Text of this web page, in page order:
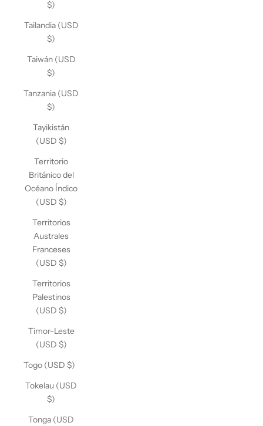
$)
Tailandia (USD
$)
Taiwán (USD
$)
Tanzania (USD
$)
Tayikistán
(USD $)
Territorio
Británico del
Océano Índico
(USD $)
Territorios
Australes
Franceses
(USD $)
Territorios
Palestinos
(USD $)
Timor-Leste
(USD $)
Togo (USD $)
Tokelau (USD
$)
Tonga (USD